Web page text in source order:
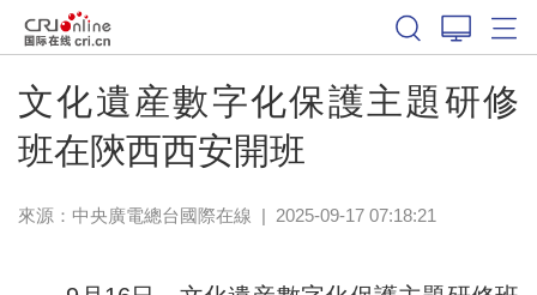
文化遺産數字化保護主題研修
班在陝西西安開班
來源：中央廣電總台國際在線 | 2025-09-17 07:18:21